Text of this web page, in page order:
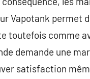
Vapotank permet
toutefois comme
demande une
satisfaction